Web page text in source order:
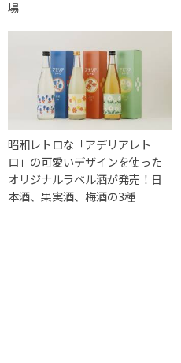
場
昭和レトロな「アデリアレト
ロ」の可愛いデザインを使った
オリジナルラベル酒が発売！日
本酒、果実酒、梅酒の3種